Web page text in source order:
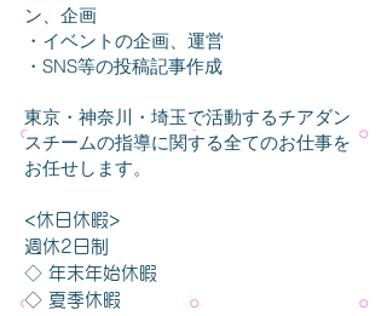
ン、企画
・イベントの企画、運営
・SNS等の投稿記事作成
東京・神奈川・埼玉で活動するチアダン
スチームの指導に関する全てのお仕事を
お任せします。
<休日休暇>
週休2日制
◇ 年末年始休暇
◇ 夏季休暇